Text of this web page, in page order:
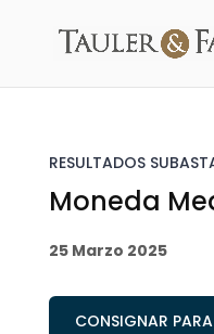
RESULTADOS
Moneda
25 Marzo 2025
CONSIGNAR